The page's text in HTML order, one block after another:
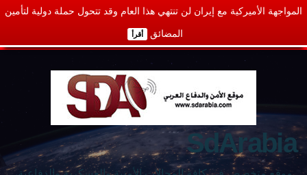
المواجهة الأميركية مع إيران لن تنتهي هذا العام وقد تتحول حملة دولية لتأمين
المضائق أقرأ
SdArabia